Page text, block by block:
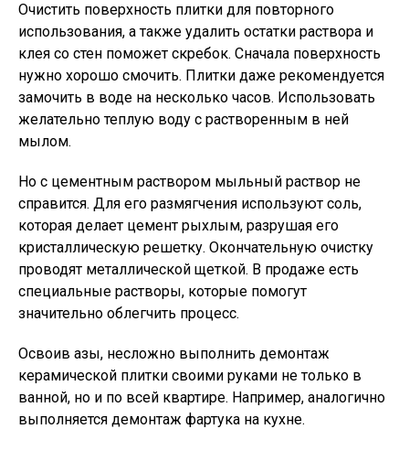
Очистить поверхность плитки для повторного
использования, а также удалить остатки раствора и
клея со стен поможет скребок. Сначала поверхность
нужно хорошо смочить. Плитки даже рекомендуется
замочить в воде на несколько часов. Использовать
желательно теплую воду с растворенным в ней
мылом.
Но с цементным раствором мыльный раствор не
справится. Для его размягчения используют соль,
которая делает цемент рыхлым, разрушая его
кристаллическую решетку. Окончательную очистку
проводят металлической щеткой. В продаже есть
специальные растворы, которые помогут
значительно облегчить процесс.
Освоив азы, несложно выполнить демонтаж
керамической плитки своими руками не только в
ванной, но и по всей квартире. Например, аналогично
выполняется демонтаж фартука на кухне.